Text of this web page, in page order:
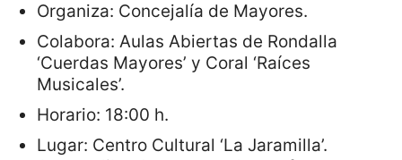
Organiza: Concejalía de Mayores.
Colabora: Aulas Abiertas de Rondalla
‘Cuerdas Mayores’ y Coral ‘Raíces
Musicales’.
Horario: 18:00 h.
Lugar: Centro Cultural ‘La Jaramilla’.